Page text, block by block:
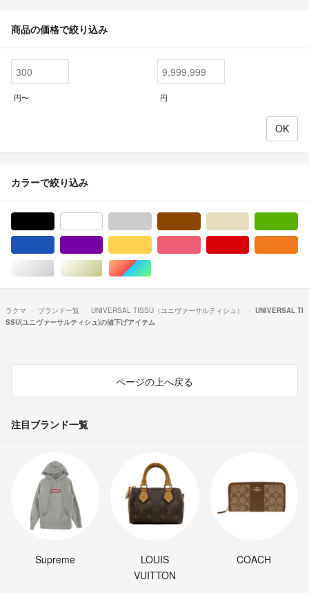
商品の価格で絞り込み
円〜 円
カラーで絞り込み
シルバー/銀色系ゴールド/金色系マルチカラー
ラクマ ブランド一覧 UNIVERSAL TISSU（ユニヴァーサルティシュ）
UNIVERSAL TI
SSU(ユニヴァーサルティシュ)の値下げアイテム
ページの上へ戻る
注目ブランド一覧
Supreme
LOUIS
VUITTON
COACH